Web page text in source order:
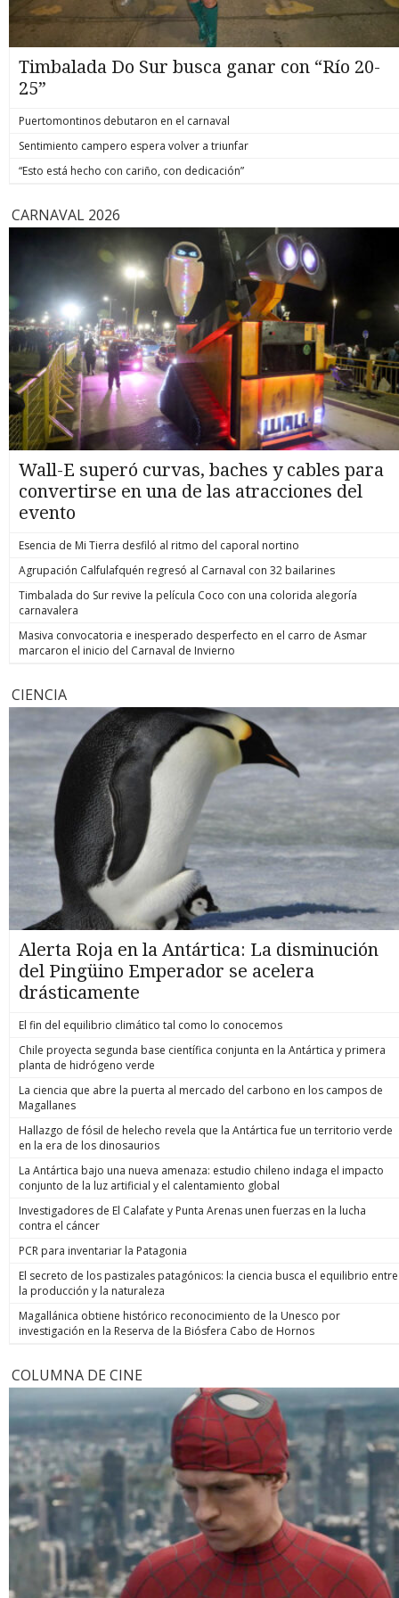
Timbalada Do Sur busca ganar con “Río 20-
25”
Puertomontinos debutaron en el carnaval
Sentimiento campero espera volver a triunfar
“Esto está hecho con cariño, con dedicación”
CARNAVAL 2026
Wall-E superó curvas, baches y cables para
convertirse en una de las atracciones del
evento
Esencia de Mi Tierra desfiló al ritmo del caporal nortino
Agrupación Calfulafquén regresó al Carnaval con 32 bailarines
Timbalada do Sur revive la película Coco con una colorida alegoría
carnavalera
Masiva convocatoria e inesperado desperfecto en el carro de Asmar
marcaron el inicio del Carnaval de Invierno
CIENCIA
Alerta Roja en la Antártica: La disminución
del Pingüino Emperador se acelera
drásticamente
El fin del equilibrio climático tal como lo conocemos
Chile proyecta segunda base científica conjunta en la Antártica y primera
planta de hidrógeno verde
La ciencia que abre la puerta al mercado del carbono en los campos de
Magallanes
Hallazgo de fósil de helecho revela que la Antártica fue un territorio verde
en la era de los dinosaurios
La Antártica bajo una nueva amenaza: estudio chileno indaga el impacto
conjunto de la luz artificial y el calentamiento global
Investigadores de El Calafate y Punta Arenas unen fuerzas en la lucha
contra el cáncer
PCR para inventariar la Patagonia
El secreto de los pastizales patagónicos: la ciencia busca el equilibrio entre
la producción y la naturaleza
Magallánica obtiene histórico reconocimiento de la Unesco por
investigación en la Reserva de la Biósfera Cabo de Hornos
COLUMNA DE CINE